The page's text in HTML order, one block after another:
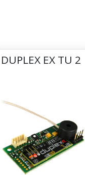
DUPLEX EX TU 2